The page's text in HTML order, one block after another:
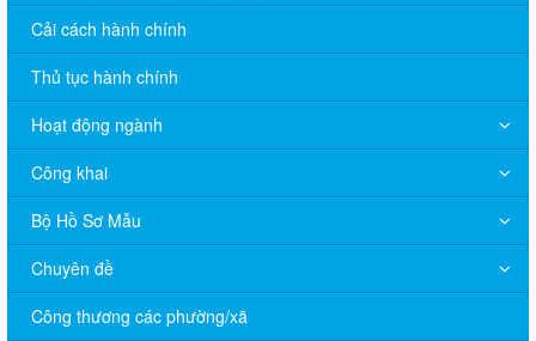
Cải cách hành chính
Thủ tục hành chính
Hoạt động ngành
Công khai
Bộ Hồ Sơ Mẫu
Chuyên đề
Công thương các phường/xã